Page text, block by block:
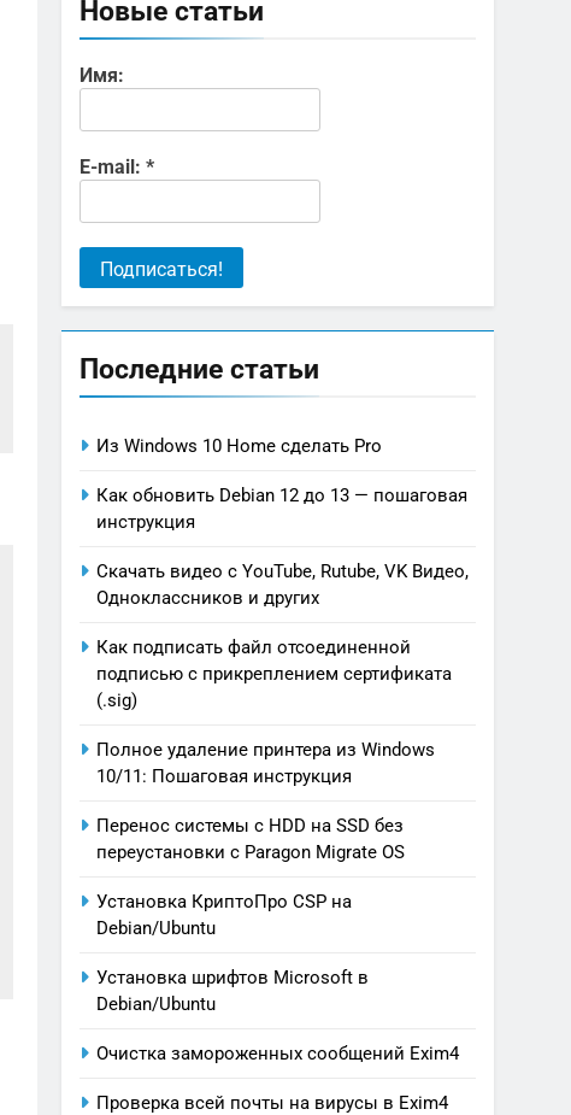
Новые статьи
Имя:
E-mail:*
Последние статьи
Из Windows 10 Home сделать Pro
Как обновить Debian 12 до 13 — пошаговая
инструкция
Скачать видео с YouTube, Rutube, VK Видео,
Oдноклассников и других
Как подписать файл отсоединенной
подписью с прикреплением сертификата
(.sig)
Полное удаление принтера из Windows
10/11: Пошаговая инструкция
Перенос системы с HDD на SSD без
переустановки с Paragon Migrate OS
Установка КриптоПро CSP на
Debian/Ubuntu
Установка шрифтов Microsoft в
Debian/Ubuntu
Очистка замороженных сообщений Exim4
Проверка всей почты на вирусы в Exim4